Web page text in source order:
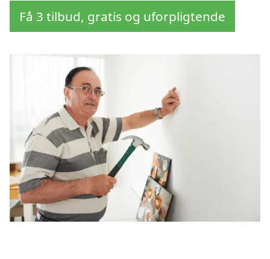
Få 3 tilbud, gratis og uforpligtende